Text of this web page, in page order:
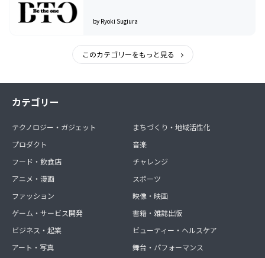
by Ryoki Sugiura
このカテゴリーをもっと見る
カテゴリー
テクノロジー・ガジェット
プロダクト
フード・飲食店
アニメ・漫画
ファッション
ゲーム・サービス開発
ビジネス・起業
アート・写真
まちづくり・地域活性化
音楽
チャレンジ
スポーツ
映像・映画
書籍・雑誌出版
ビューティー・ヘルスケア
舞台・パフォーマンス